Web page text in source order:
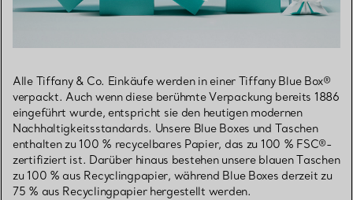
Alle Tiffany & Co. Einkäufe werden in einer Tiffany Blue Box®
verpackt. Auch wenn diese berühmte Verpackung bereits 1886
eingeführt wurde, entspricht sie den heutigen modernen
Nachhaltigkeitsstandards. Unsere Blue Boxes und Taschen
enthalten zu 100 % recycelbares Papier, das zu 100 % FSC®-
zertifiziert ist. Darüber hinaus bestehen unsere blauen Taschen
zu 100 % aus Recyclingpapier, während Blue Boxes derzeit zu
75 % aus Recyclingpapier hergestellt werden.